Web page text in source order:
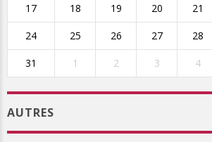
17 18 19 20 21
24 25 26 27 28
31 1 2 3 4
AUTRES